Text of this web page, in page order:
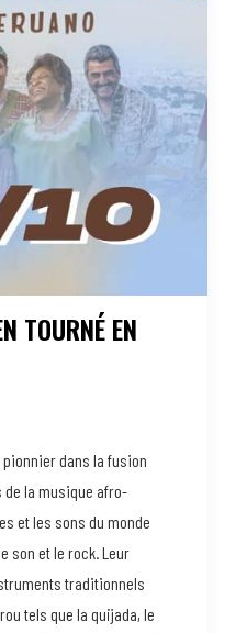
TOURNÉ EN
dans la fusion
la musique afro-
et les sons du monde
son et le rock. Leur
traditionnels
tels que la quijada, le